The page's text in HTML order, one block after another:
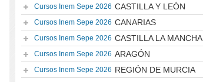
Cursos Inem Sepe 2026 CASTILLA Y LEÓN
Cursos Inem Sepe 2026 CANARIAS
Cursos Inem Sepe 2026 CASTILLA LA MANCHA
Cursos Inem Sepe 2026 ARAGÓN
Cursos Inem Sepe 2026 REGIÓN DE MURCIA